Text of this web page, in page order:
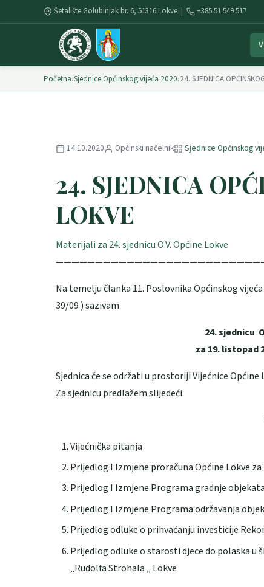
Šetalište Golubinjak br. 6, 51316 Lokve | +385 51 549 517
Početna›Sjednice Općinskog vijeća 2020›24. SJEDNICA
14.10.2020 Općinski načelnik Sjednice Općinskog
24. SJEDNICA
LOKVE
Materijali za 24. sjednicu O.V. Općine Lokve
Na temelju članka 11. Poslovnika Općinskog
39/09 ) sazivam
24. sjednicu
za 19. listopad
Sjednica će se održati u prostoriji Vijećnice
Za sjednicu predlažem slijedeći.
Vijećnička pitanja
Prijedlog I Izmjene proračuna Općine Lokve za
Prijedlog I Izmjene Programa gradnje
Prijedlog I Izmjene Programa održavanja
Prijedlog odluke o prihvaćanju investicije
Prijedlog odluke o starosti djece do polaska u
„Rudolfa Strohala „ Lokve